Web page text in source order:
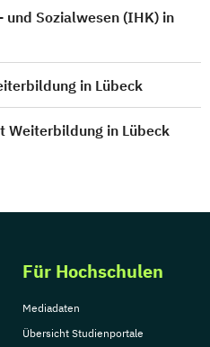
und Sozialwesen (IHK) in
in Lübeck
Weiterbildung in Lübeck
Für Hochschulen
Mediadaten
Übersicht Studienportale